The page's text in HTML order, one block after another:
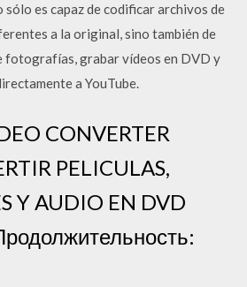
es capaz de codificar archivos de
a la original, sino también de
fotografías, grabar vídeos en DVD y
a YouTube.
CONVERTER
PELICULAS,
Y AUDIO EN DVD